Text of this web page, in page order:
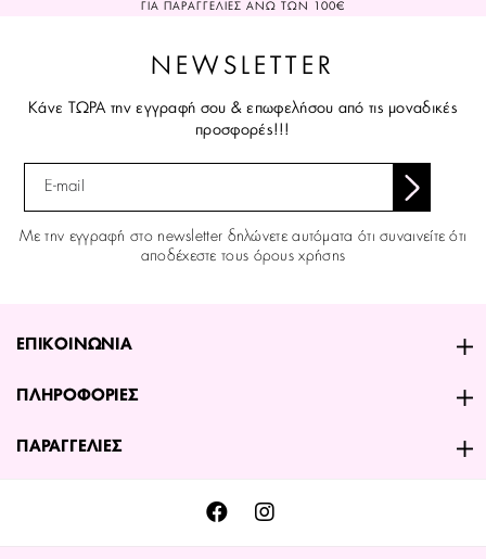
ΓΙΑ ΠΑΡΑΓΓΕΛΙΕΣ ΑΝΩ ΤΩΝ 100€
NEWSLETTER
Κάνε ΤΩΡΑ την εγγραφή σου & επωφελήσου από τις μοναδικές
προσφορές!!!
Με την εγγραφή στο newsletter δηλώνετε αυτόματα ότι συναινείτε ότι
αποδέχεστε τους όρους χρήσης
ΕΠΙΚΟΙΝΩΝΙΑ
ΠΛΗΡΟΦΟΡΙΕΣ
ΠΑΡΑΓΓΕΛΙΕΣ